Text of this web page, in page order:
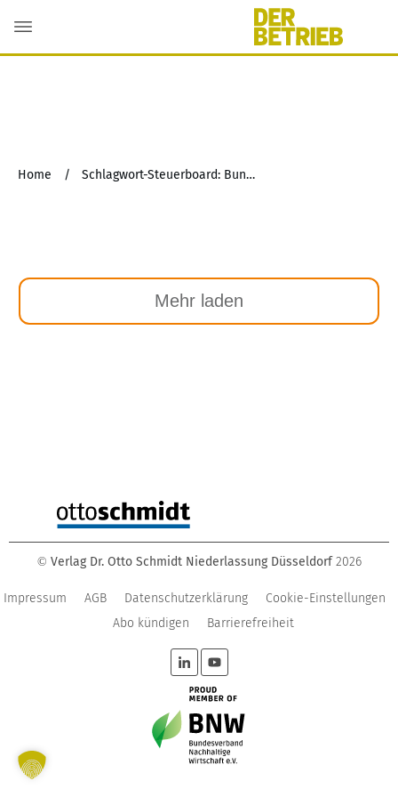
Home / Schlagwort-Steuerboard: Bundesmodell
Mehr laden
© Verlag Dr. Otto Schmidt Niederlassung Düsseldorf 2026
Impressum AGB Datenschutzerklärung
Cookie-Einstellungen
Abo kündigen
Barrierefreiheit